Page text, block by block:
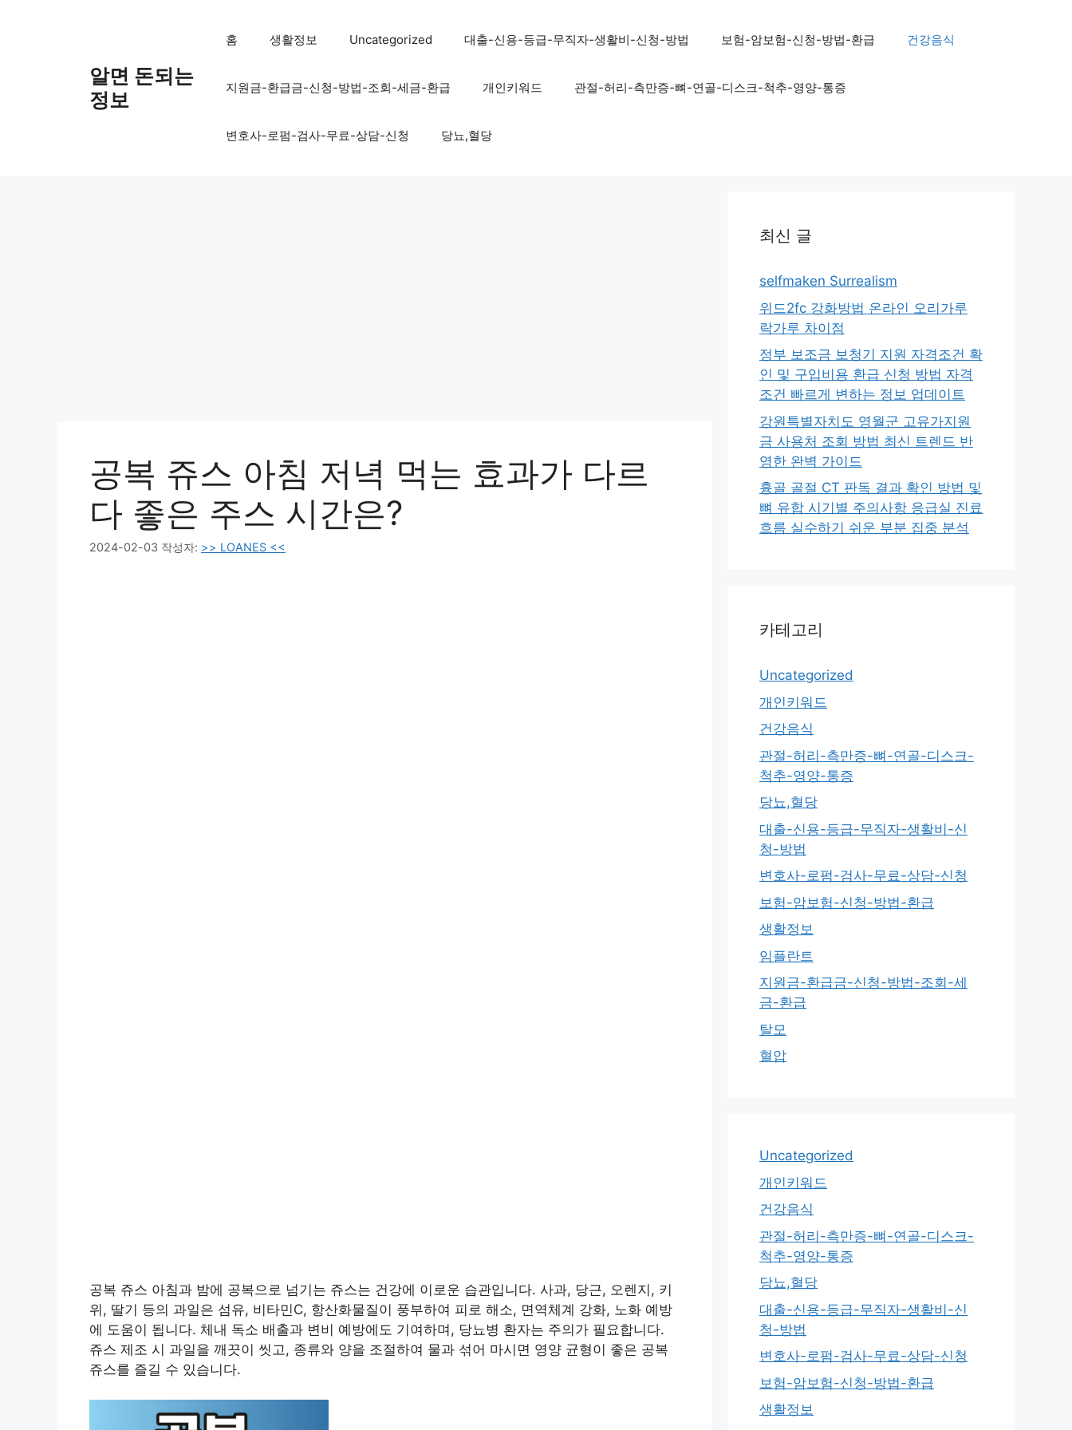
알면 돈되는
정보
홈 생활정보 Uncategorized 대출-신용-등급-무직자-생활비-신청-방법 보험-암보험-신청-방법-환급 건강음식
지원금-환급금-신청-방법-조회-세금-환급 개인키워드 관절-허리-측만증-뼈-연골-디스크-척추-영양-통증
변호사-로펌-검사-무료-상담-신청 당뇨,혈당
공복 쥬스 아침 저녁 먹는 효과가 다르
다 좋은 주스 시간은?
2024-02-03 작성자: >> LOANES <<
공복 쥬스 아침과 밤에 공복으로 넘기는 쥬스는 건강에 이로운 습관입니다. 사과, 당근, 오렌지, 키
위, 딸기 등의 과일은 섬유, 비타민C, 항산화물질이 풍부하여 피로 해소, 면역체계 강화, 노화 예방
에 도움이 됩니다. 체내 독소 배출과 변비 예방에도 기여하며, 당뇨병 환자는 주의가 필요합니다.
쥬스 제조 시 과일을 깨끗이 씻고, 종류와 양을 조절하여 물과 섞어 마시면 영양 균형이 좋은 공복
쥬스를 즐길 수 있습니다.
최신 글
selfmaken Surrealism
위드2fc 강화방법 온라인 오리가루
락가루 차이점
정부 보조금 보청기 지원 자격조건 확
인 및 구입비용 환급 신청 방법 자격
조건 빠르게 변하는 정보 업데이트
강원특별자치도 영월군 고유가지원
금 사용처 조회 방법 최신 트렌드 반
영한 완벽 가이드
흉골 골절 CT 판독 결과 확인 방법 및
뼈 유합 시기별 주의사항 응급실 진료
흐름 실수하기 쉬운 부분 집중 분석
카테고리
Uncategorized
개인키워드
건강음식
관절-허리-측만증-뼈-연골-디스크-
척추-영양-통증
당뇨,혈당
대출-신용-등급-무직자-생활비-신
청-방법
변호사-로펌-검사-무료-상담-신청
보험-암보험-신청-방법-환급
생활정보
임플란트
지원금-환급금-신청-방법-조회-세
금-환급
탈모
혈압
Uncategorized
개인키워드
건강음식
관절-허리-측만증-뼈-연골-디스크-
척추-영양-통증
당뇨,혈당
대출-신용-등급-무직자-생활비-신
청-방법
변호사-로펌-검사-무료-상담-신청
보험-암보험-신청-방법-환급
생활정보